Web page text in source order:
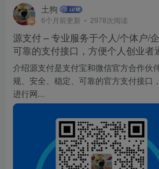
土狗
6个月前更新 2978次阅读
源支付 – 专业服务于个人/个体户/
可靠的支付接口，方便个人创业者
介绍源支付是支付宝和微信官方合作伙
规、安全、稳定、可靠的官方支付接口
进行网...